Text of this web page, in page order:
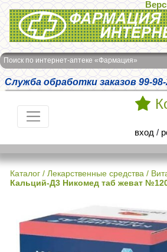
Интернет-аптека Фармация
Поиск по интернет-аптеке «Фармация»
Служба обработки заказов 99-
вход /
Каталог / Лекарственные средства /
Кальций-Д3 Никомед таб жеват